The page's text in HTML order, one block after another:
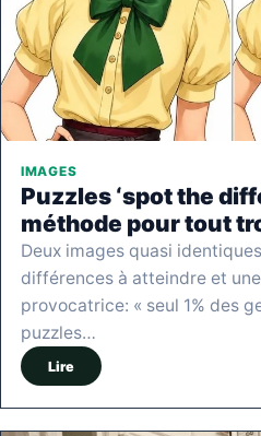
IMAGES
Puzzles ‘spot the
méthode pour tout
Deux images quasi
différences à atteindre et
provocatrice: « seul 1% des
puzzles…
Lire